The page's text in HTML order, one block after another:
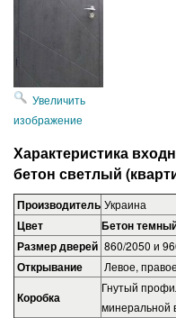
Увеличить
изображение
Характеристика
бетон светлый
Производитель Украина
Цвет
Бетон
Размер дверей 860/2050 и
Открывание Левое, правое
Коробка
Гнутый
минеральной